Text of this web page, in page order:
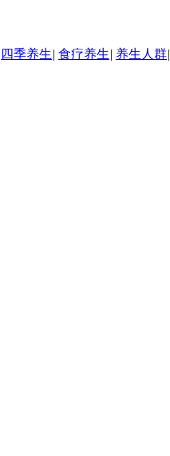
四季养生| 食疗养生| 养生人群|